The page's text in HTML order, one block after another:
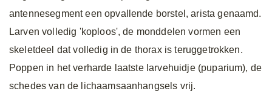
antennesegment een opvallende borstel, arista genaamd.
Larven volledig 'koploos', de monddelen vormen een
skeletdeel dat volledig in de thorax is teruggetrokken.
Poppen in het verharde laatste larvehuidje (puparium), de
schedes van de lichaamsaanhangsels vrij.